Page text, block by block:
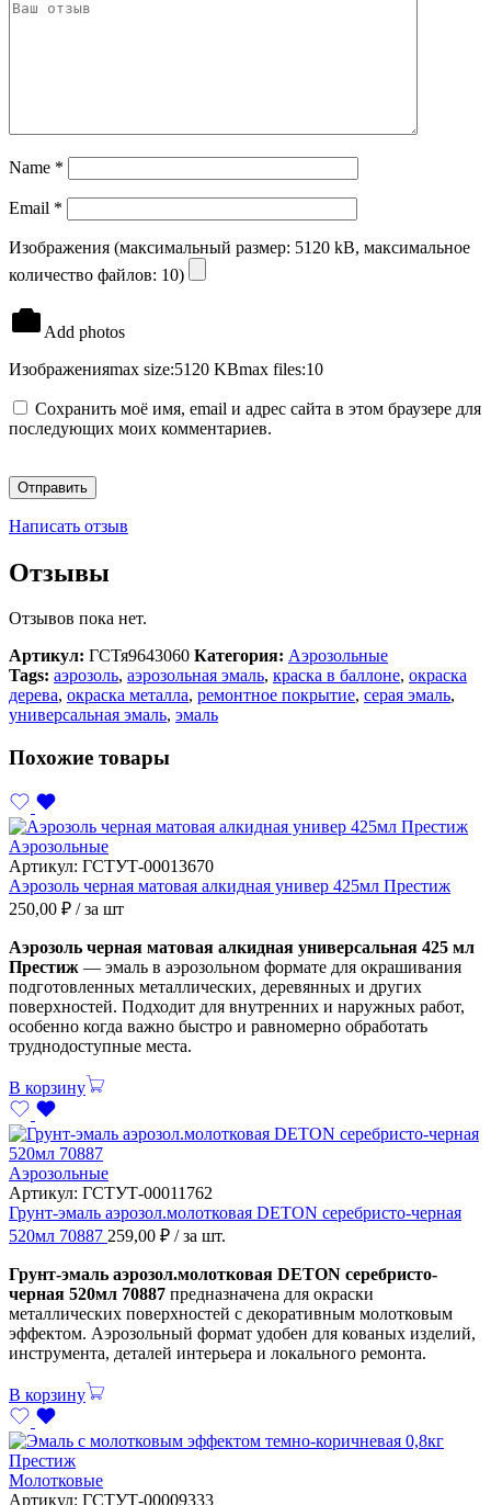
Name *
Email *
Изображения (максимальный размер: 5120 kB, максимальное
количество файлов: 10)
Add photos
Изображенияmax size:5120 KBmax files:10
Сохранить моё имя, email и адрес сайта в этом браузере для
последующих моих комментариев.
Написать отзыв
Отзывы
Отзывов пока нет.
Артикул: ГСТя9643060 Категория: Аэрозольные
Tags: аэрозоль, аэрозольная эмаль, краска в баллоне, окраска
дерева, окраска металла, ремонтное покрытие, серая эмаль,
универсальная эмаль, эмаль
Похожие товары
Аэрозольные
Артикул: ГСТУТ-00013670
Аэрозоль черная матовая алкидная универ 425мл Престиж
250,00 ₽ / за шт
Аэрозоль черная матовая алкидная универсальная 425 мл
Престиж — эмаль в аэрозольном формате для окрашивания
подготовленных металлических, деревянных и других
поверхностей. Подходит для внутренних и наружных работ,
особенно когда важно быстро и равномерно обработать
труднодоступные места.
В корзину
Аэрозольные
Артикул: ГСТУТ-00011762
Грунт-эмаль аэрозол.молотковая DETON серебристо-черная
520мл 70887 259,00 ₽ / за шт.
Грунт-эмаль аэрозол.молотковая DETON серебристо-
черная 520мл 70887 предназначена для окраски
металлических поверхностей с декоративным молотковым
эффектом. Аэрозольный формат удобен для кованых изделий,
инструмента, деталей интерьера и локального ремонта.
В корзину
Молотковые
Артикул: ГСТУТ-00009333